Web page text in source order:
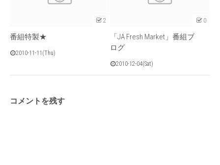
2
番組特製★
2010-11-11(Thu)
0
「JA Fresh Market」番組ブ
ログ
2010-12-04(Sat)
コメントを残す